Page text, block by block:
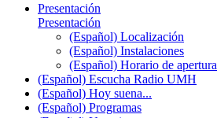
Presentación
Presentación
(Español) Localización
(Español) Instalaciones
(Español) Horario de apertura
(Español) Escucha Radio UMH
(Español) Hoy suena...
(Español) Programas